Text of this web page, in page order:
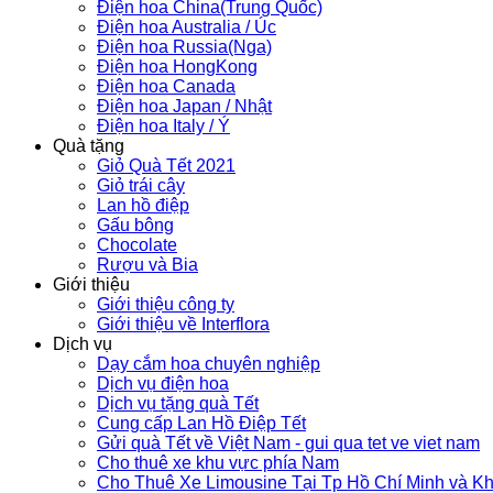
Điện hoa China(Trung Quốc)
Điện hoa Australia / Úc
Điện hoa Russia(Nga)
Điện hoa HongKong
Điện hoa Canada
Điện hoa Japan / Nhật
Điện hoa Italy / Ý
Quà tặng
Giỏ Quà Tết 2021
Giỏ trái cây
Lan hồ điệp
Gấu bông
Chocolate
Rượu và Bia
Giới thiệu
Giới thiệu công ty
Giới thiệu về Interflora
Dịch vụ
Dạy cắm hoa chuyên nghiệp
Dịch vụ điện hoa
Dịch vụ tặng quà Tết
Cung cấp Lan Hồ Điệp Tết
Gửi quà Tết về Việt Nam - gui qua tet ve viet nam
Cho thuê xe khu vực phía Nam
Cho Thuê Xe Limousine Tại Tp Hồ Chí Minh và